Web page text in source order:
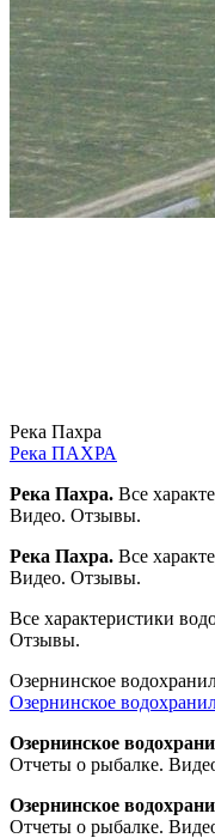
Река Пахра
Река ПАХРА
Река Пахра. Все
Видео. Отзывы.
Река Пахра. Все
Видео. Отзывы.
Все характеристики
Отзывы.
Озернинское
Озернинское
Озернинское
Отчеты о рыбалке.
Озернинское
Отчеты о рыбалке.